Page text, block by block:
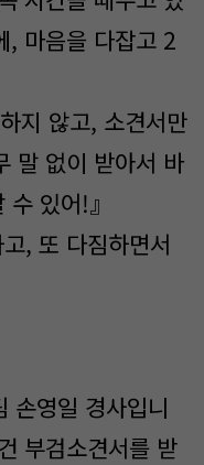
, 마음을 다잡고 2
지 않고, 소견서만
말 없이 받아서 바
있어!』
, 또 다짐하면서
손영일 경사입니
부검소견서를 받